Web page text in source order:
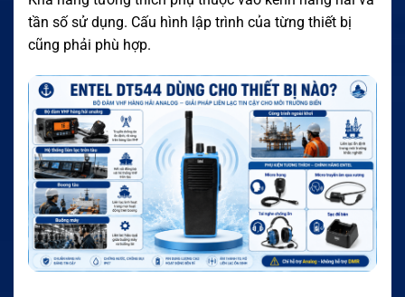
tần số sử dụng. Cấu hình lập trình của từng thiết bị
cũng phải phù hợp.